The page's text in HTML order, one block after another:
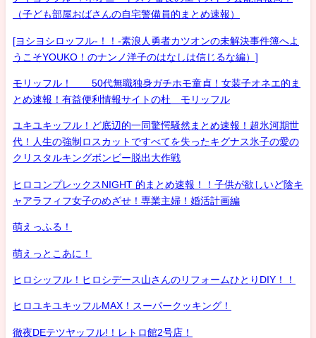
（子ども部屋おばさんの自宅警備員的まとめ速報）
[ヨシヨシロッフル-！！-素浪人勇者カツオンの未解決事件簿へよ
うこそYOUKO！のナンノ洋子のはなしは信じるな編）]
モリッフル！ 50代無職独身ガチホモ童貞！女装子オネエ的ま
とめ速報！有益便利情報サイトの杜 モリッフル
ユキユキッフル！ど底辺的一同驚愕騒然まとめ速報！超氷河期世
代！人生の強制ロスカットですべてを失ったキグナス氷子の愛の
クリスタルキングボンビー脱出大作戦
ヒロコンプレックスNIGHT 的まとめ速報！！子供が欲しいど陰キ
ャアラフィフ女子のめざせ！専業主婦！婚活計画編
萌えっふる！
萌えっとこあに！
ヒロシッフル！ヒロシデース山さんのリフォームひとりDIY！！
ヒロユキユキッフルMAX！スーパークッキング！
徹夜DEテツヤッフル!！レトロ館2号店！